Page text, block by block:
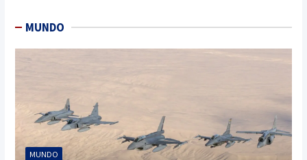
MUNDO
MUNDO